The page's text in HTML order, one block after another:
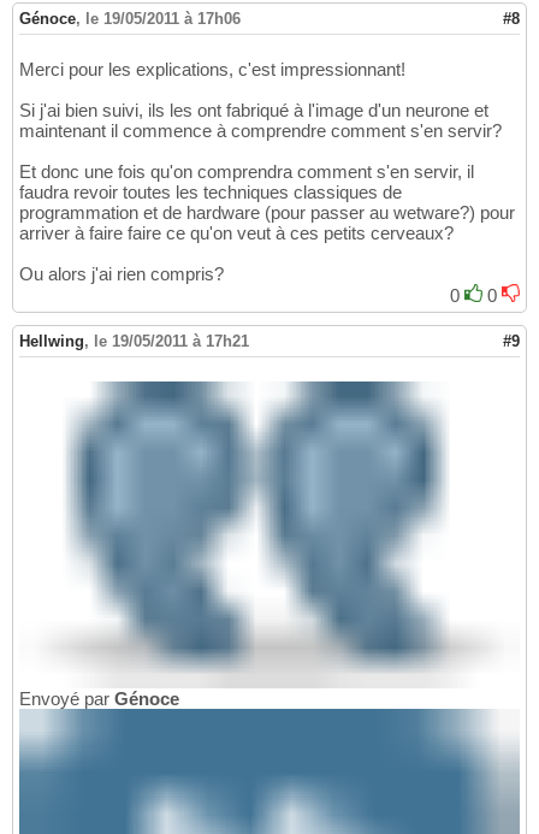
Génoce, le 19/05/2011 à 17h06 #8
Merci pour les explications, c'est impressionnant!
Si j'ai bien suivi, ils les ont fabriqué à l'image d'un neurone et
maintenant il commence à comprendre comment s'en servir?
Et donc une fois qu'on comprendra comment s'en servir, il
faudra revoir toutes les techniques classiques de
programmation et de hardware (pour passer au wetware?) pour
arriver à faire faire ce qu'on veut à ces petits cerveaux?
Ou alors j'ai rien compris?
0
0
Hellwing, le 19/05/2011 à 17h21 #9
Envoyé par Génoce